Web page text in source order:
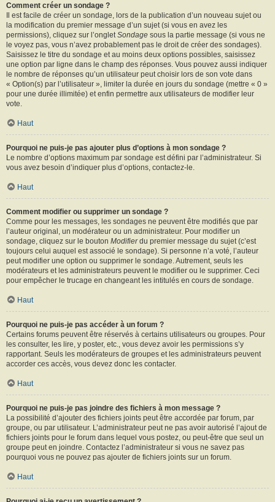
Comment créer un sondage ?
Il est facile de créer un sondage, lors de la publication d’un nouveau sujet ou
la modification du premier message d’un sujet (si vous en avez les
permissions), cliquez sur l’ongletSondage sous la partie message (si vous ne
le voyez pas, vous n’avez probablement pas le droit de créer des sondages).
Saisissez le titre du sondage et au moins deux options possibles, saisissez
une option par ligne dans le champ des réponses. Vous pouvez aussi indiquer
le nombre de réponses qu’un utilisateur peut choisir lors de son vote dans
« Option(s) par l’utilisateur », limiter la durée en jours du sondage (mettre « 0 »
pour une durée illimitée) et enfin permettre aux utilisateurs de modifier leur
vote.
Haut
Pourquoi ne puis-je pas ajouter plus d’options à mon sondage ?
Le nombre d’options maximum par sondage est défini par l’administrateur. Si
vous avez besoin d’indiquer plus d’options, contactez-le.
Haut
Comment modifier ou supprimer un sondage ?
Comme pour les messages, les sondages ne peuvent être modifiés que par
l’auteur original, un modérateur ou un administrateur. Pour modifier un
sondage, cliquez sur le bouton Modifierdu premier message du sujet (c’est
toujours celui auquel est associé le sondage). Si personne n’a voté, l’auteur
peut modifier une option ou supprimer le sondage. Autrement, seuls les
modérateurs et les administrateurs peuvent le modifier ou le supprimer. Ceci
pour empêcher le trucage en changeant les intitulés en cours de sondage.
Haut
Pourquoi ne puis-je pas accéder à un forum ?
Certains forums peuvent être réservés à certains utilisateurs ou groupes. Pour
les consulter, les lire, y poster, etc., vous devez avoir les permissions s’y
rapportant. Seuls les modérateurs de groupes et les administrateurs peuvent
accorder ces accès, vous devez donc les contacter.
Haut
Pourquoi ne puis-je pas joindre des fichiers à mon message ?
La possibilité d’ajouter des fichiers joints peut être accordée par forum, par
groupe, ou par utilisateur. L’administrateur peut ne pas avoir autorisé l’ajout de
fichiers joints pour le forum dans lequel vous postez, ou peut-être que seul un
groupe peut en joindre. Contactez l’administrateur si vous ne savez pas
pourquoi vous ne pouvez pas ajouter de fichiers joints sur un forum.
Haut